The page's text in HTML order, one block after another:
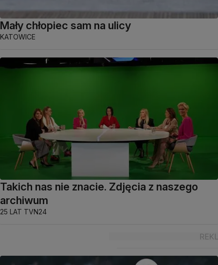
Mały chłopiec sam na ulicy
KATOWICE
Takich nas nie znacie. Zdjęcia z naszego
archiwum
25 LAT TVN24